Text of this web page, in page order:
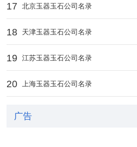
17 北京玉器玉石公司名录
18 天津玉器玉石公司名录
19 江苏玉器玉石公司名录
20 上海玉器玉石公司名录
广告